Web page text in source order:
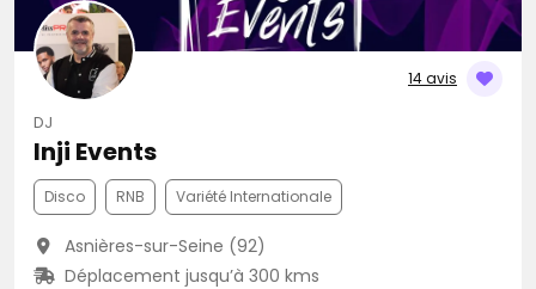
14 avis
DJ
Inji Events
Disco RNB Variété Internationale
Asnières-sur-Seine (92)
Déplacement jusqu’à 300 kms